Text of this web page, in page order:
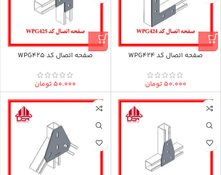
صفحه اتصال کد WPG424
۵۰.۰۰۰تومان
صفحه اتصال کد WPG425
۵۰.۰۰۰تومان